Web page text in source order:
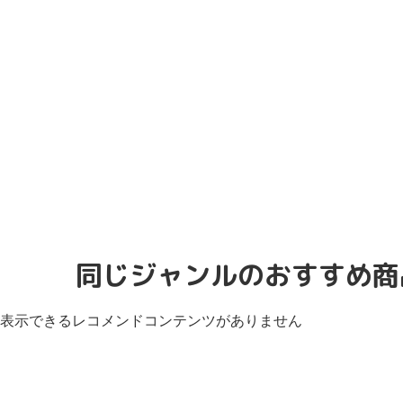
同じジャンルのおすすめ
表示できるレコメンドコンテンツがありません